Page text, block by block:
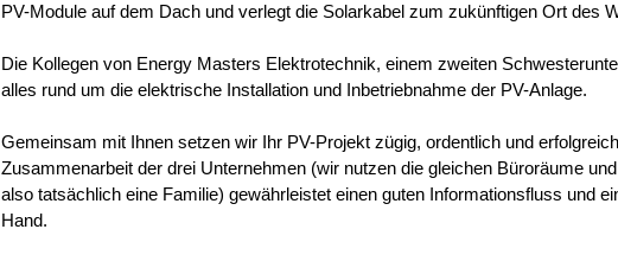
PV-Module auf dem Dach und verlegt die Solarkabel zum zukünftigen Ort des
Die Kollegen von Energy Masters Elektrotechnik, einem zweiten
alles rund um die elektrische Installation und Inbetriebnahme der PV-Anlage.
Gemeinsam mit Ihnen setzen wir Ihr PV-Projekt zügig, ordentlich und
Zusammenarbeit der drei Unternehmen (wir nutzen die gleichen Büroräume
also tatsächlich eine Familie) gewährleistet einen guten Informationsfluss und
Hand.